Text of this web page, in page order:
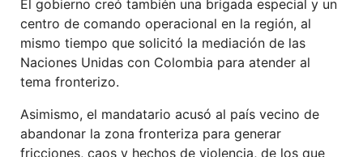
El gobierno creó también una brigada especial y un
centro de comando operacional en la región, al
mismo tiempo que solicitó la mediación de las
Naciones Unidas con Colombia para atender al
tema fronterizo.
Asimismo, el mandatario acusó al país vecino de
abandonar la zona fronteriza para generar
fricciones, caos y hechos de violencia, de los que